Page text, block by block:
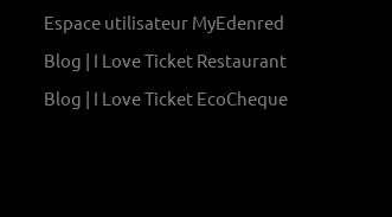
Espace utilisateur MyEdenred
Blog | I Love Ticket Restaurant
Blog | I Love Ticket EcoCheque